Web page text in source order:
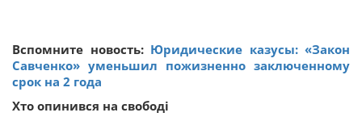
Вспомните новость: Юридические казусы: «Закон
Савченко» уменьшил пожизненно заключенному
срок на 2 года
Хто опинився на свободі